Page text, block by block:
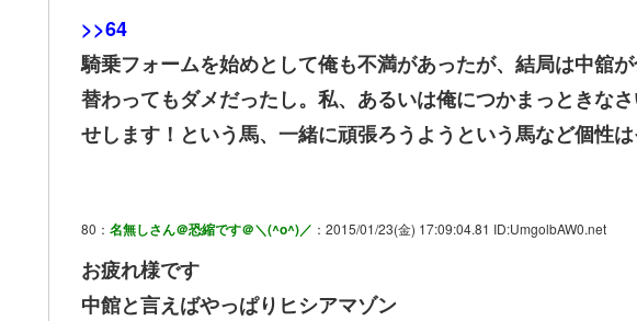
>>64
騎乗フォームを始めとして俺も不満があったが、結局は中舘
替わってもダメだったし。私、あるいは俺につかまっときな
せします！という馬、一緒に頑張ろうようという馬など個性
80： 名無しさん＠恐縮です＠＼(^o^)／ ：2015/01/23(金) 17:09:04.81 ID:UmgolbAW0.net
お疲れ様です
中館と言えばやっぱりヒシアマゾン